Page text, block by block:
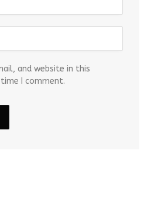
and website in this
I comment.